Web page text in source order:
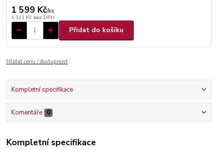
1 599 Kč/ks
1 321 Kč bez DPH
Přidat do košíku
Hlídat cenu / dostupnost
Kompletní specifikace
Komentáře 0
Kompletní specifikace